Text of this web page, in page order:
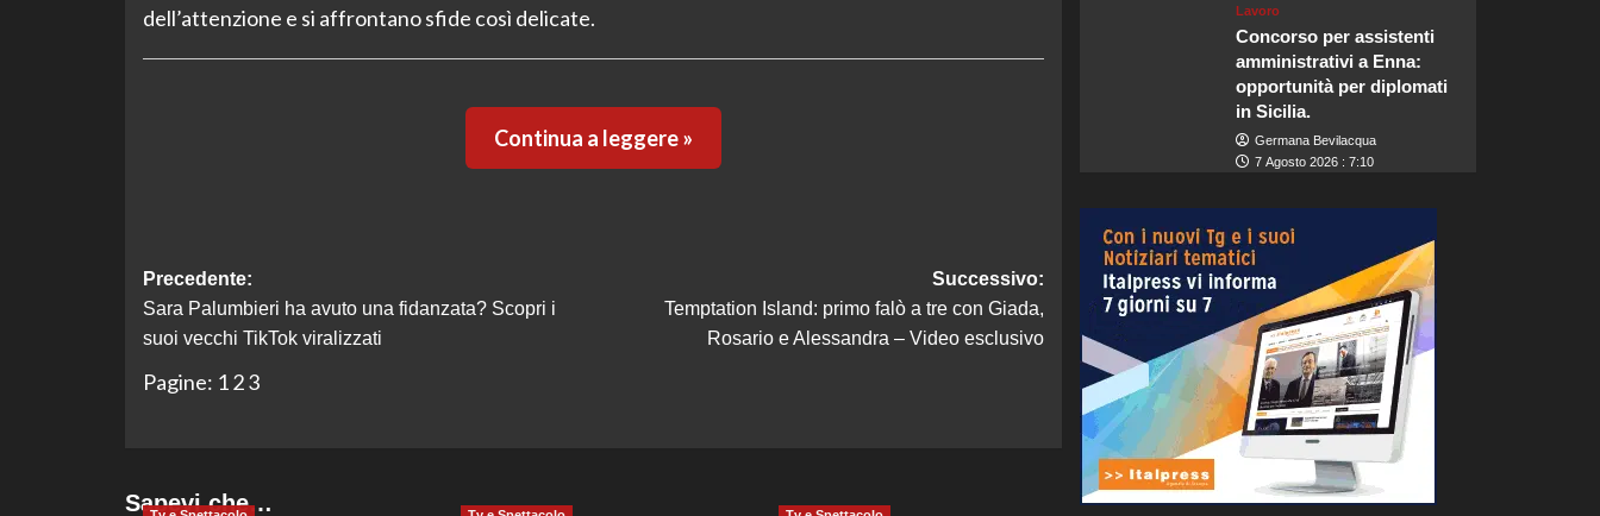
dell’attenzione e si affrontano sfide così delicate.
Continua a leggere »
Navigazione
articolo
Precedente:
Sara Palumbieri ha avuto una fidanzata? Scopri i
suoi vecchi TikTok viralizzati
Successivo:
Temptation Island: primo falò a tre con Giada,
Rosario e Alessandra – Video esclusivo
Pagine: 1 2 3
Sapevi che…
Lavoro
Concorso per assistenti
amministrativi a Enna:
opportunità per diplomati
in Sicilia.
Germana Bevilacqua
7 Agosto 2026 : 7:10